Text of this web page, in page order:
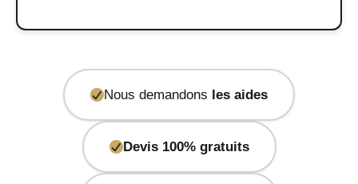
Nous demandons les aides
Devis 100% gratuits